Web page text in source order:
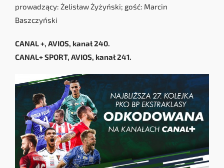
prowadzący: Żelisław Żyżyński; gość: Marcin
Baszczyński
CANAL +, AVIOS, kanał 240.
CANAL+ SPORT, AVIOS, kanał 241.